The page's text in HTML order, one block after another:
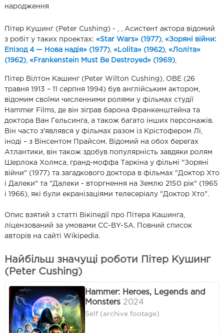
народження
Пітер Кушинг (Peter Cushing) - , , Асистент актора відомий
з робіт у таких проектах: «Star Wars» (1977) «Зоряні війни:
Епізод 4 — Нова надія» (1977) «Lolita» (1962) «Лоліта»
(1962) «Frankenstein Must Be Destroyed» (1969)
Пітер Вілтон Кашинг (Peter Wilton Cushing), OBE (26
травня 1913 – 11 серпня 1994) був англійським актором,
відомим своїми численними ролями у фільмах студії
Hammer Films, де він зіграв барона Франкенштейна та
доктора Ван Гельсинга, а також багато інших персонажів.
Він часто з'являвся у фільмах разом із Крістофером Лі,
іноді – з Вінсентом Прайсом. Відомий на обох берегах
Атлантики, він також здобув популярність завдяки ролям
Шерлока Холмса, гранд-моффа Таркіна у фільмі "Зоряні
війни" (1977) та загадкового доктора в фільмах "Доктор Хто
і Далеки" та "Далеки - вторгнення на Землю 2150 рік" (1965
і 1966), які були екранізаціями телесеріалу "Доктор Хто".
Опис взятий з статті Вікіпедії про Пітера Кашинга,
ліцензований за умовами CC-BY-SA. Повний список
авторів на сайті Wikipedia.
Найбільш значущі роботи Пітер Кушинг
(Peter Cushing)
Hammer: Heroes, Legends and
Monsters 2024
Self (archive footage)